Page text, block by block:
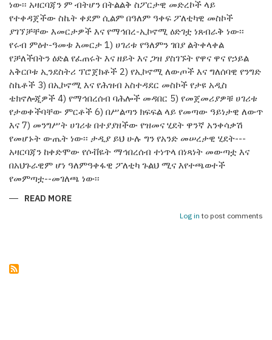
ነው፡፡ አዛርባጃን ም ብትሆን በትልልቅ ስፖርታዊ መድረኮች ላይ
የተቀዳጀችው ስኬት ቀደም ሲልም በዓለም ዓቀፍ ፖለቲካዊ መስኮች
ያገኘቻቸው እመርታዎች እና የማኅበረ-ኢኮኖሚ ዕድገቷ ነጸብራቅ ነው፡፡
የሩብ ምዕተ-ዓመቱ እመርታ 1) ሀገሪቱ የዓለምን ገበያ ልትቀላቀል
የቻለችበትን ዕድል የፈጠሩት እና ዘይት እና ጋዝ ያስገኙት የዋና ዋና የኃይል
አቅርቦቱ ኢንደስትሪ ፕሮጀክቶች 2) የኢኮኖሚ ለውጦች እና ግለሰባዊ የንግድ
ስኬቶች 3) በኢኮኖሚ እና የሕዝብ አስተዳደር መስኮች የታዩ አዲስ
ቴክኖሎጂዎች 4) የማኅበረሰብ ባሕሎች መዳበር 5) የመጀመሪያዎቹ ሀገሪቱ
የታወቀችባቸው ምርቶች 6) በሥልጣን ክፍፍል ላይ የመጣው ዓይነታዊ ለውጥ
እና 7) መንግሥት ሀገሪቱ በተያያዘችው የዝመና ሂደት ዋንኛ አንቀሳቃሽ
የመሆኑት ውጤት ነው፡፡ ታዲያ ይህ ሁሉ ግን የአንድ መሠረታዊ ሂደት---
አዛርባጃን ከቀድሞው የሶቭዬት ማኅበረሰብ ተነጥላ በነጻነት መውጣቷ እና
በአህጉራዊም ሆነ ዓለምዓቀፋዊ ፖለቲካ ጉልህ ሚና እየተጫወተች
የመምጣቷ--መገለጫ ነው፡፡
READ MORE
Log in to post comments